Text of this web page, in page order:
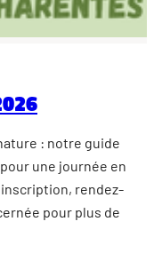
: notre guide
une journée en
rendez-
pour plus de